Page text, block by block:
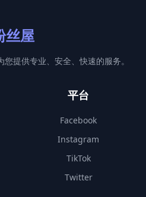
丝屋
提供专业、安全、快速的服务。
平台
Facebook
Instagram
TikTok
Twitter